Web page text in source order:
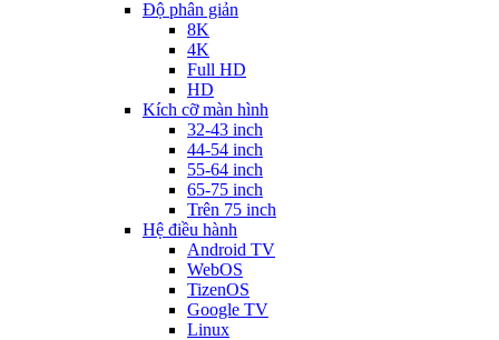
Độ phân giản
8K
4K
Full HD
HD
Kích cỡ màn hình
32-43 inch
44-54 inch
55-64 inch
65-75 inch
Trên 75 inch
Hệ điều hành
Android TV
WebOS
TizenOS
Google TV
Linux